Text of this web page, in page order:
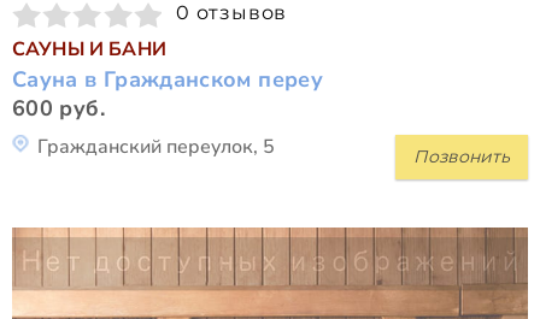
0 отзывов
САУНЫ И БАНИ
Сауна в Гражданском переу
600 руб.
Позвонить
Гражданский переулок, 5